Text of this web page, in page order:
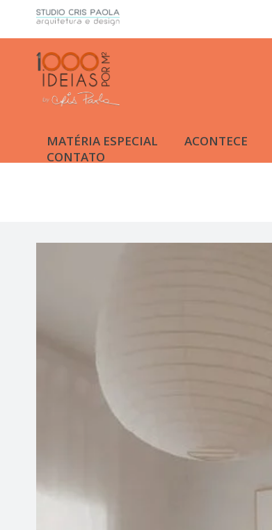
MATÉRIA ESPECIAL ACONTECE
CONTATO